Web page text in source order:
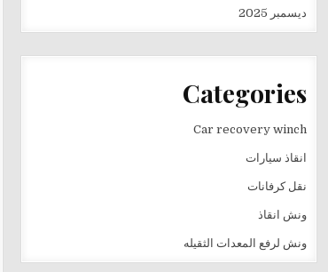
ديسمبر 2025
Categories
Car recovery winch
انقاذ سيارات
نقل كرفانات
ونش انقاذ
ونش لرفع المعدات الثقيله